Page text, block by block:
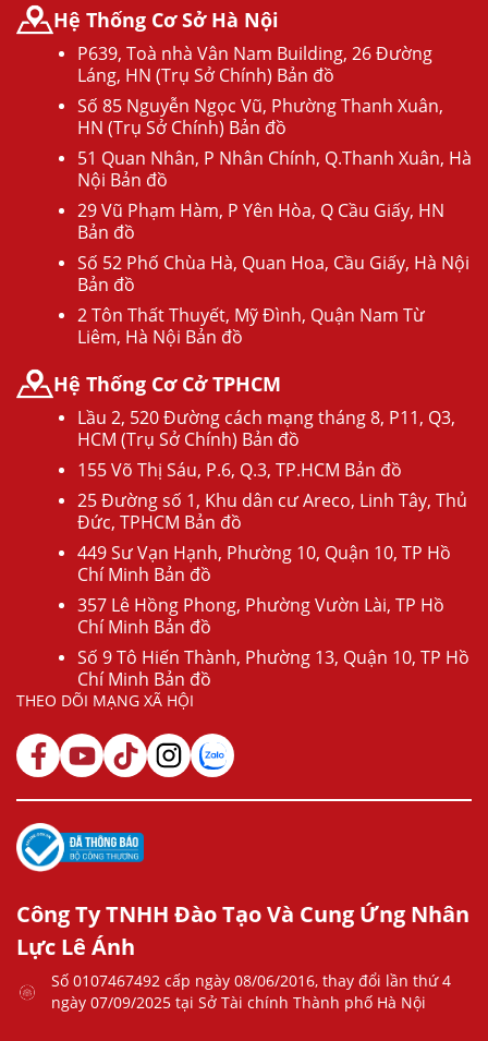
Hệ Thống Cơ Sở Hà Nội
P639, Toà nhà Vân Nam Building, 26 Đường
Láng, HN (Trụ Sở Chính) Bản đồ
Số 85 Nguyễn Ngọc Vũ, Phường Thanh Xuân,
HN (Trụ Sở Chính) Bản đồ
51 Quan Nhân, P Nhân Chính, Q.Thanh Xuân, Hà
Nội Bản đồ
29 Vũ Phạm Hàm, P Yên Hòa, Q Cầu Giấy, HN
Bản đồ
Số 52 Phố Chùa Hà, Quan Hoa, Cầu Giấy, Hà Nội
Bản đồ
2 Tôn Thất Thuyết, Mỹ Đình, Quận Nam Từ
Liêm, Hà Nội Bản đồ
Hệ Thống Cơ Cở TPHCM
Lầu 2, 520 Đường cách mạng tháng 8, P11, Q3,
HCM (Trụ Sở Chính) Bản đồ
155 Võ Thị Sáu, P.6, Q.3, TP.HCM Bản đồ
25 Đường số 1, Khu dân cư Areco, Linh Tây, Thủ
Đức, TPHCM Bản đồ
449 Sư Vạn Hạnh, Phường 10, Quận 10, TP Hồ
Chí Minh Bản đồ
357 Lê Hồng Phong, Phường Vườn Lài, TP Hồ
Chí Minh Bản đồ
Số 9 Tô Hiến Thành, Phường 13, Quận 10, TP Hồ
Chí Minh Bản đồ
THEO DÕI MẠNG XÃ HỘI
Công Ty TNHH Đào Tạo Và Cung Ứng Nhân
Lực Lê Ánh
Số 0107467492 cấp ngày 08/06/2016, thay đổi lần thứ 4
ngày 07/09/2025 tại Sở Tài chính Thành phố Hà Nội